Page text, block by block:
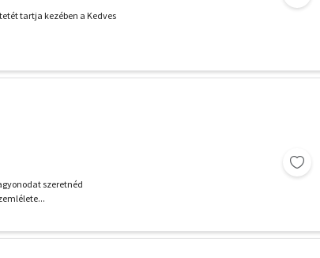
tartja kezében a Kedves
szeretnéd